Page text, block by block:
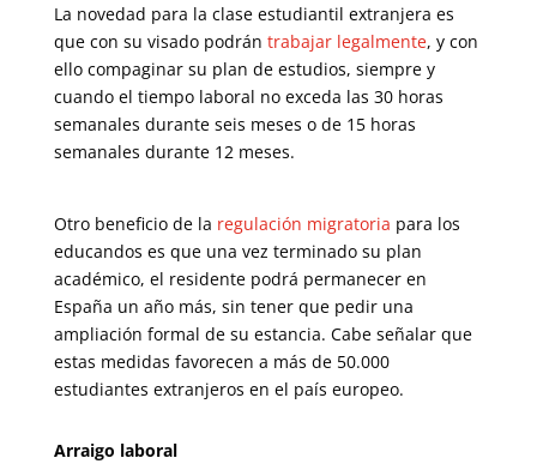
La novedad para la clase estudiantil extranjera es
que con su visado podrán trabajar legalmente, y con
ello compaginar su plan de estudios, siempre y
cuando el tiempo laboral no exceda las 30 horas
semanales durante seis meses o de 15 horas
semanales durante 12 meses.
Otro beneficio de la regulación migratoria para los
educandos es que una vez terminado su plan
académico, el residente podrá permanecer en
España un año más, sin tener que pedir una
ampliación formal de su estancia. Cabe señalar que
estas medidas favorecen a más de 50.000
estudiantes extranjeros en el país europeo.
Arraigo laboral